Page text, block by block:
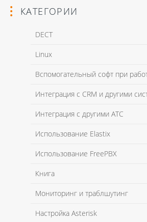
Я даю согласие на обработку моих
в соответствии с Политикой в отношении
Я даю согласие на обработку моих
в соответствии с Политикой в отношении
КАТЕГОРИИ
DECT
Linux
Вспомогательный софт при
Интеграция с CRM и другими
Интеграция с другими АТС
Использование Elastix
Использование FreePBX
Книга
Мониторинг и траблшутинг
Настройка Asterisk